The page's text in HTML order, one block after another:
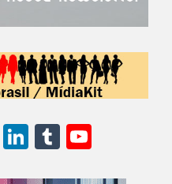
Bluesky
LinkedIn
Tumblr